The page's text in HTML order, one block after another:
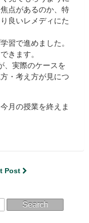
点があるのか、特
良いレメディにた
習で進めました。
きます。
、実際のケースを
・考え方が見につ
月の授業を終えま
Post
Search